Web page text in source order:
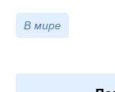
В мире